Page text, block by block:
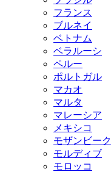
フランス
ブルネイ
ベトナム
ベラルーシ
ペルー
ポルトガル
マカオ
マルタ
マレーシア
メキシコ
モザンビーク
モルディブ
モロッコ